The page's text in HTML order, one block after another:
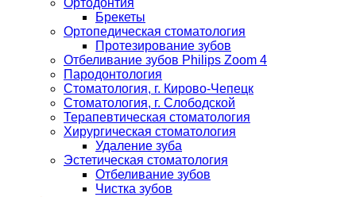
Ортодонтия
Брекеты
Ортопедическая стоматология
Протезирование зубов
Отбеливание зубов Philips Zoom 4
Пародонтология
Стоматология, г. Кирово-Чепецк
Стоматология, г. Слободской
Терапевтическая стоматология
Хирургическая стоматология
Удаление зуба
Эстетическая стоматология
Отбеливание зубов
Чистка зубов